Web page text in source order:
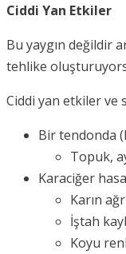
Ciddi Yan Etkiler
Bu yaygın değildir
tehlike
Ciddi yan etkiler ve
Bir tendonda
Topuk,
Karaciğer
Karın
İştah
Koyu